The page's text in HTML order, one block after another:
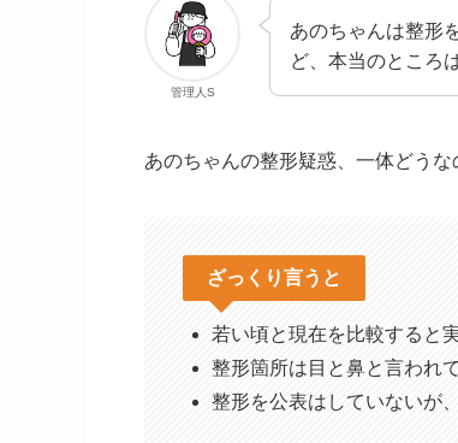
管理人S
あのちゃんは整形
ど、本当のところ
あのちゃんの整形疑惑、一体どう
ざっくり言うと
若い頃と現在を比較すると
整形箇所は目と鼻と言われ
整形を公表はしていないが